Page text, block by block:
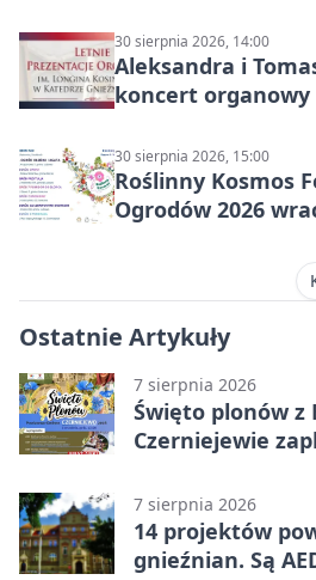
30 sierpnia 2026, 14:00
Aleksandra i
koncert organowy
30 sierpnia 2026, 15:00
Roślinny Kosmos
Ogrodów 2026
Ostatnie Artykuły
7 sierpnia 2026
Święto plonów
Czerniejewie
7 sierpnia 2026
14 projektów
gnieźnian. Są